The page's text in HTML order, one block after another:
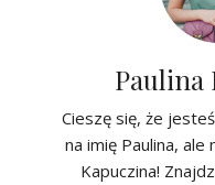
Paulina
Cieszę się, że
na imię Paulina,
Kapuczina!